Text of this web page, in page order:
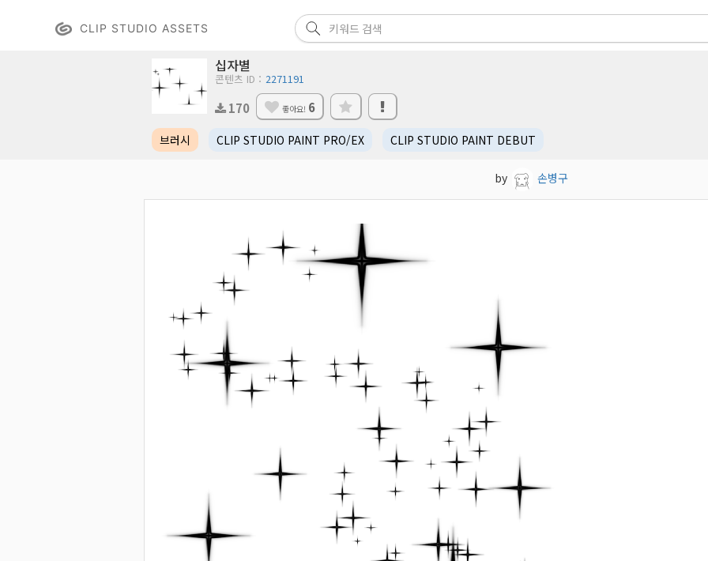
CLIP STUDIO ASSETS
십자별
콘텐츠 ID： 2271191
170 좋아요! 6
브러시 CLIP STUDIO PAINT PRO/EX CLIP STUDIO PAINT DEBUT
by 손병구